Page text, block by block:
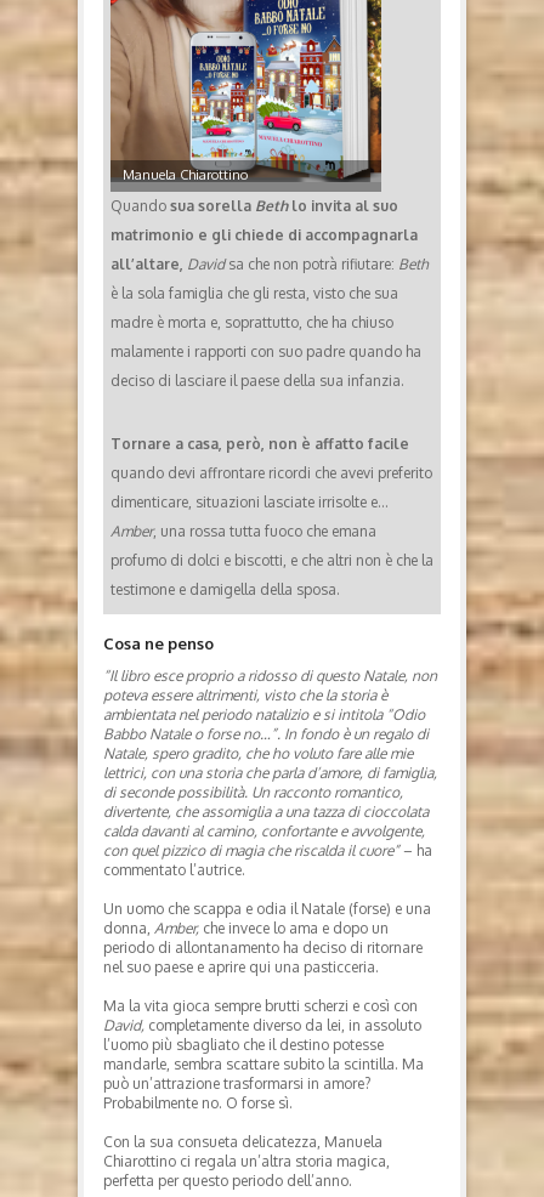
Manuela Chiarottino
Quando sua sorella Bethlo invita al suo
matrimonio e gli chiede di accompagnarla
all’altare, Davidsa che non potrà rifiutare: Beth
è la sola famiglia che gli resta, visto che sua
madre è morta e, soprattutto, che ha chiuso
malamente i rapporti con suo padre quando ha
deciso di lasciare il paese della sua infanzia.
Tornare a casa, però, non è affatto facile
quando devi affrontare ricordi che avevi preferito
dimenticare, situazioni lasciate irrisolte e…
Amber, una rossa tutta fuoco che emana
profumo di dolci e biscotti, e che altri non è che la
testimone e damigella della sposa.
Cosa ne penso
“Il libro esce proprio a ridosso di questo Natale, non
poteva essere altrimenti, visto che la storia è
ambientata nel periodo natalizio e si intitola “Odio
Babbo Natale o forse no…”. In fondo è un regalo di
Natale, spero gradito, che ho voluto fare alle mie
lettrici, con una storia che parla d’amore, di famiglia,
di seconde possibilità. Un racconto romantico,
divertente, che assomiglia a una tazza di cioccolata
calda davanti al camino, confortante e avvolgente,
con quel pizzico di magia che riscalda il cuore”– ha
commentato l’autrice.
Un uomo che scappa e odia il Natale (forse) e una
donna, Amber, che invece lo ama e dopo un
periodo di allontanamento ha deciso di ritornare
nel suo paese e aprire qui una pasticceria.
Ma la vita gioca sempre brutti scherzi e così con
David, completamente diverso da lei, in assoluto
l’uomo più sbagliato che il destino potesse
mandarle, sembra scattare subito la scintilla. Ma
può un’attrazione trasformarsi in amore?
Probabilmente no. O forse sì.
Con la sua consueta delicatezza, Manuela
Chiarottino ci regala un’altra storia magica,
perfetta per questo periodo dell’anno.